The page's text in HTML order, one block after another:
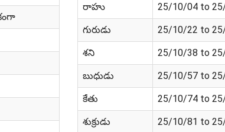
రాహు 25/10/04 to
గురుడు 25/10/22 to
శని 25/10/38 to
బుధుడు 25/10/57 to
కేతు 25/10/74 to
శుక్రుడు 25/10/81 to